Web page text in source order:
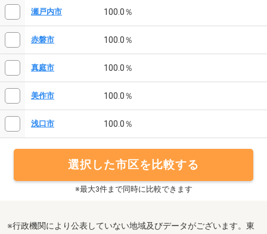
瀬戸内市 100.0％
赤磐市 100.0％
真庭市 100.0％
美作市 100.0％
浅口市 100.0％
選択した市区を比較する
※最大3件まで同時に比較できます
※行政機関により公表していない地域及びデータがございます。東